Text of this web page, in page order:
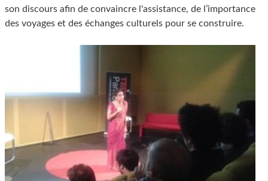
son discours afin de convaincre l'assistance, de l’importance
des voyages et des échanges culturels pour se construire.